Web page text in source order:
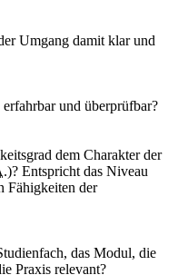
Umgang damit klar und
und überprüfbar?
dem Charakter der
)? Entspricht das Niveau
Fähigkeiten der
das Modul, die
Praxis relevant?